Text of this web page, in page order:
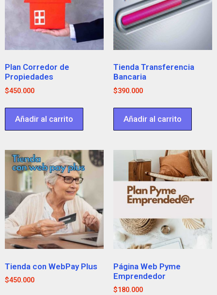
Plan Corredor de
Propiedades
$450.000
Añadir al carrito
Tienda Transferencia
Bancaria
$390.000
Añadir al carrito
Tienda con WebPay Plus
$450.000
Página Web Pyme
Emprendedor
$180.000